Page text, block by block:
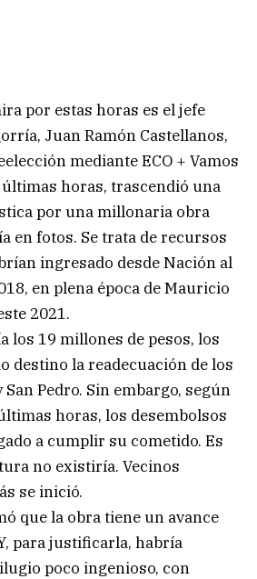
por estas horas es el jefe
Juan Ramón Castellanos,
mediante ECO + Vamos
horas, trascendió una
por una millonaria obra
en fotos. Se trata de recursos
ingresado desde Nación al
en plena época de Mauricio
2021.
los 19 millones de pesos, los
destino la readecuación de los
Pedro. Sin embargo, según
horas, los desembolsos
a cumplir su cometido. Es
no existiría. Vecinos
se inició.
que la obra tiene un avance
para justificarla, habría
poco ingenioso, con